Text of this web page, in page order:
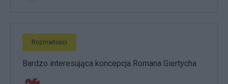
Rozmaitości
Bardzo interesująca koncepcja Romana Giertycha